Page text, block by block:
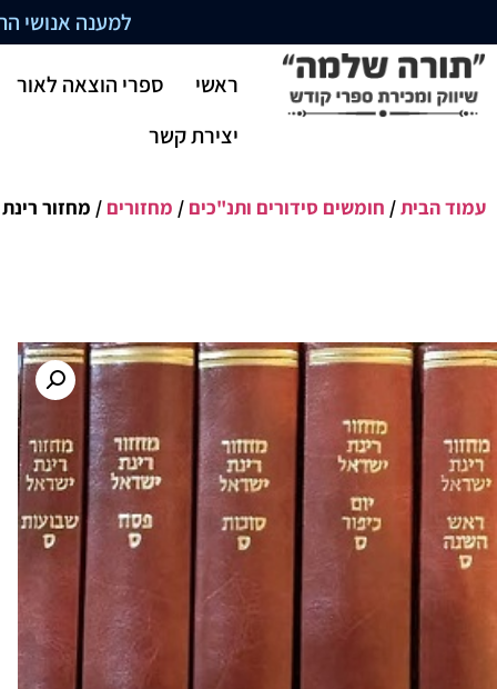
למענה אנושי התקשרו
ראשי
ספרי הוצאה לאור
יצירת קשר
עמוד הבית/ חומשים סידורים ותנ"כים / מחזורים / מחזור